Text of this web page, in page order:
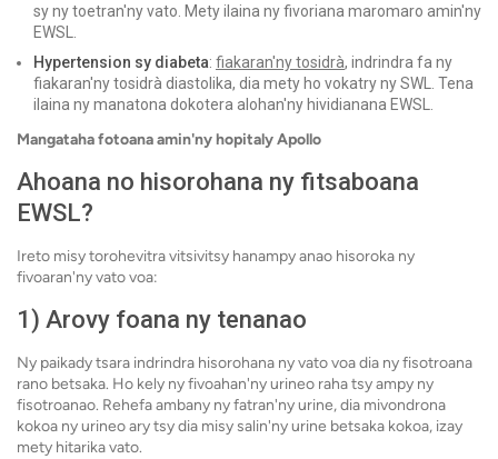
sy ny toetran'ny vato. Mety ilaina ny fivoriana maromaro amin'ny
EWSL.
Hypertension sy diabeta: fiakaran'ny tosidrà, indrindra fa ny
fiakaran'ny tosidrà diastolika, dia mety ho vokatry ny SWL. Tena
ilaina ny manatona dokotera alohan'ny hividianana EWSL.
Mangataha fotoana amin'ny hopitaly Apollo
Ahoana no hisorohana ny fitsaboana
EWSL?
Ireto misy torohevitra vitsivitsy hanampy anao hisoroka ny
fivoaran'ny vato voa:
1) Arovy foana ny tenanao
Ny paikady tsara indrindra hisorohana ny vato voa dia ny fisotroana
rano betsaka. Ho kely ny fivoahan'ny urineo raha tsy ampy ny
fisotroanao. Rehefa ambany ny fatran'ny urine, dia mivondrona
kokoa ny urineo ary tsy dia misy salin'ny urine betsaka kokoa, izay
mety hitarika vato.